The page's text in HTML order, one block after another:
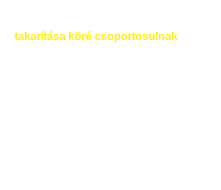
takarítása köré csoportosulnak